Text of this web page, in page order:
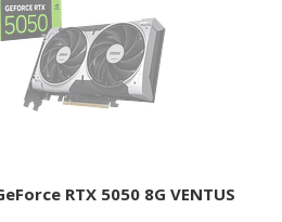
RTX 5050 8G VENTUS